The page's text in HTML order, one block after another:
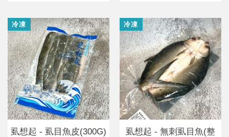
冷凍
虱想起 - 虱目魚皮(300G)
冷凍
虱想起 - 無刺虱目魚(整